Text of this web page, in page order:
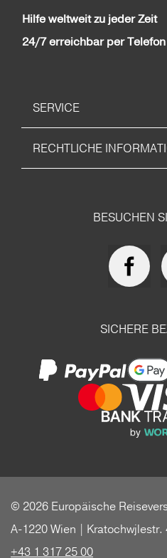
Hilfe weltweit zu jeder Zeit
24/7 erreichbar per
SERVICE
RECHTLICHE
BESUCHEN
SICHERE
© 2026 Europäische
A-1220 Wien | Kratochwjlestr.
+43 1 317 25 00